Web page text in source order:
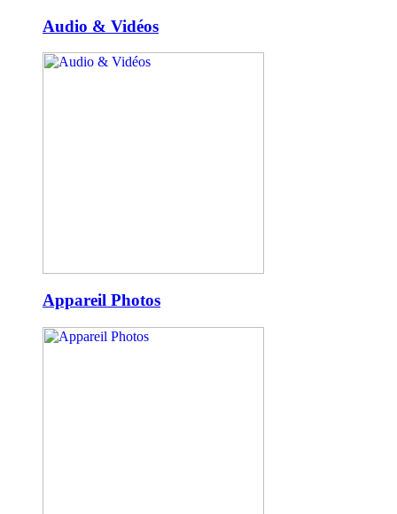
Audio & Vidéos
Appareil Photos